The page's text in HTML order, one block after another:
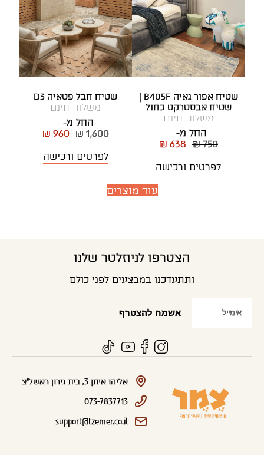
שטיח אבסטרקט כחול
משלוח חינם
החל מ-
₪ 750
₪ 638
לפרטים ורכישה
שטיח חבל פטאיה D3
משלוח חינם
החל מ-
₪ 1,600
₪ 960
לפרטים ורכישה
עוד מוצרים
הצטרפו לניוזלטר שלנו
ותתעדכנו במבצעים לפני כולם
אליהו איתן 3, בית גירון ראשל"צ
073-7837713
support@tzemer.co.il